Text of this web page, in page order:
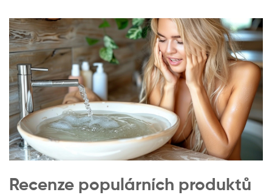
Recenze populárních produktů